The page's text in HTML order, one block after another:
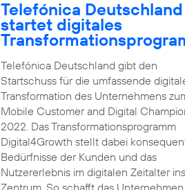
Telefónica Deutschland
startet digitales
Telefónica Deutschland gibt den
Startschuss für die umfassende
Transformation des Unternehmens
Mobile Customer and Digital
2022. Das Transformationsprogramm
Digital4Growth stellt dabei
Bedürfnisse der Kunden und das
Nutzererlebnis im digitalen Zeitalter ins
Zentrum. So schafft das